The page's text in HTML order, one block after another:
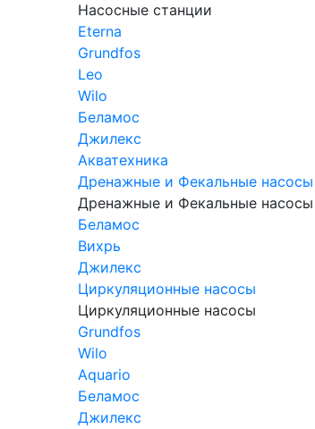
Насосные станции
Eterna
Grundfos
Leo
Wilo
Беламос
Джилекс
Акватехника
Дренажные и Фекальные насосы
Дренажные и Фекальные насосы
Беламос
Вихрь
Джилекс
Циркуляционные насосы
Циркуляционные насосы
Grundfos
Wilo
Aquario
Беламос
Джилекс